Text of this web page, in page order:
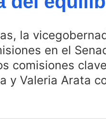
la
en el
comisiones
y Valeria Arata